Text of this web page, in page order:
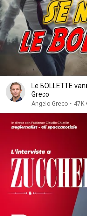
Le BOLLETTE
Greco
Angelo Greco • 47K